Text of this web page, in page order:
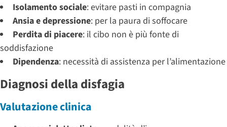
Isolamento sociale: evitare pasti in compagnia
Ansia e depressione: per la paura di soffocare
Perdita di piacere: il cibo non è più fonte di
soddisfazione
Dipendenza: necessità di assistenza per l’alimentazione
Diagnosi della disfagia
Valutazione clinica